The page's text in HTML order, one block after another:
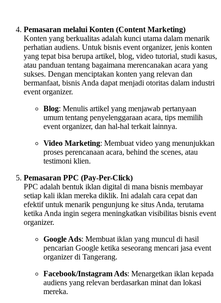
Pemasaran melalui Konten (Content Marketing)
Konten yang berkualitas adalah kunci utama dalam menarik
perhatian audiens. Untuk bisnis event organizer, jenis konten
yang tepat bisa berupa artikel, blog, video tutorial, studi kasus,
atau panduan tentang bagaimana merencanakan acara yang
sukses. Dengan menciptakan konten yang relevan dan
bermanfaat, bisnis Anda dapat menjadi otoritas dalam industri
event organizer.
Blog: Menulis artikel yang menjawab pertanyaan
umum tentang penyelenggaraan acara, tips memilih
event organizer, dan hal-hal terkait lainnya.
Video Marketing: Membuat video yang menunjukkan
proses perencanaan acara, behind the scenes, atau
testimoni klien.
Pemasaran PPC (Pay-Per-Click)
PPC adalah bentuk iklan digital di mana bisnis membayar
setiap kali iklan mereka diklik. Ini adalah cara cepat dan
efektif untuk menarik pengunjung ke situs Anda, terutama
ketika Anda ingin segera meningkatkan visibilitas bisnis event
organizer.
Google Ads: Membuat iklan yang muncul di hasil
pencarian Google ketika seseorang mencari jasa event
organizer di Tangerang.
Facebook/Instagram Ads: Menargetkan iklan kepada
audiens yang relevan berdasarkan minat dan lokasi
mereka.